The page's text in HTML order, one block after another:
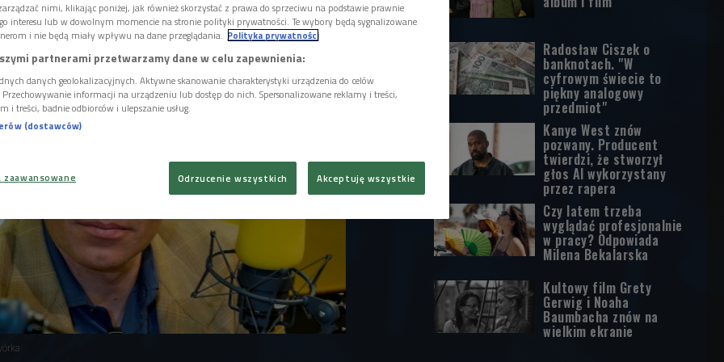
czerwca z wielką przyjemnością pobiegnie
Radosław Ciszek o
banknotach. "W
cyfrowym świecie to
piękny analogowy
przedmiot"
Kanye West znów
pozwany. Producent
twierdzi, że stworzył
głos AI wykorzystany
przez rapera
Czy latem trzeba
wyglądać profesjonalnie
w pracy? Odpowiada
Milena Bekalarska
Kultowy film Grety
Gerwig i Noaha
Baumbacha znów na
wielkim ekranie
nimi, klikając poniżej, jak również skorzystać z prawa do sprzeciwu na podstawie prawnie
interesu lub w dowolnym momencie na stronie polityki prywatności. Te wybory będą sygnalizowane
i nie będą miały wpływu na dane przeglądania. Polityka prywatności
partnerami przetwarzamy dane w celu zapewnienia:
danych geolokalizacyjnych. Aktywne skanowanie charakterystyki urządzenia do celów
informacji na urządzeniu lub dostęp do nich. Spersonalizowane reklamy i treści,
i treści, badnie odbiorców i ulepszanie usług.
(dostawców)
Odrzucenie wszystkich Akceptuję wszystkie